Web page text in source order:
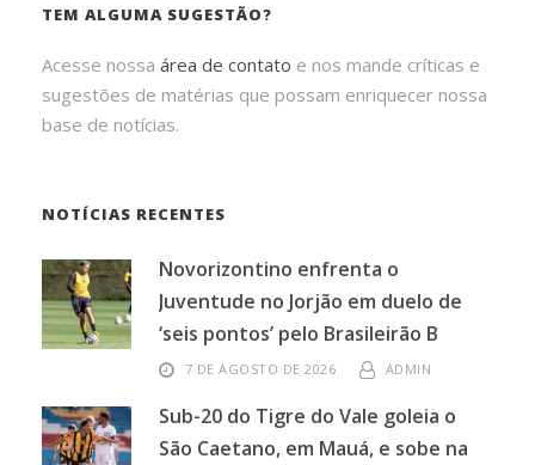
TEM ALGUMA SUGESTÃO?
Acesse nossa área de contato e nos mande críticas e
sugestões de matérias que possam enriquecer nossa
base de notícias.
NOTÍCIAS RECENTES
Novorizontino enfrenta o
Juventude no Jorjão em duelo de
‘seis pontos’ pelo Brasileirão B
7 DE AGOSTO DE 2026 ADMIN
Sub-20 do Tigre do Vale goleia o
São Caetano, em Mauá, e sobe na